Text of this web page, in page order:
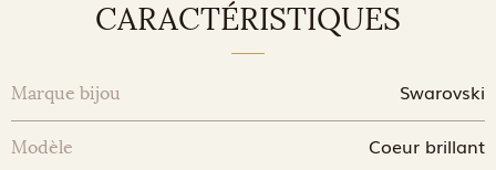
CARACTÉRISTIQUES
Marque bijou Swarovski
Modèle Coeur brillant